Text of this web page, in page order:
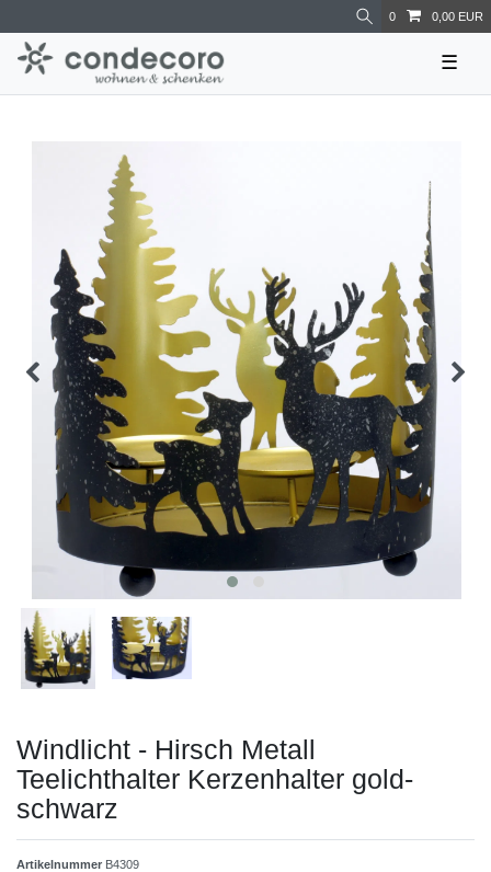
0 0,00 EUR
☰
Windlicht - Hirsch Metall
Teelichthalter Kerzenhalter gold-
schwarz
Artikelnummer B4309